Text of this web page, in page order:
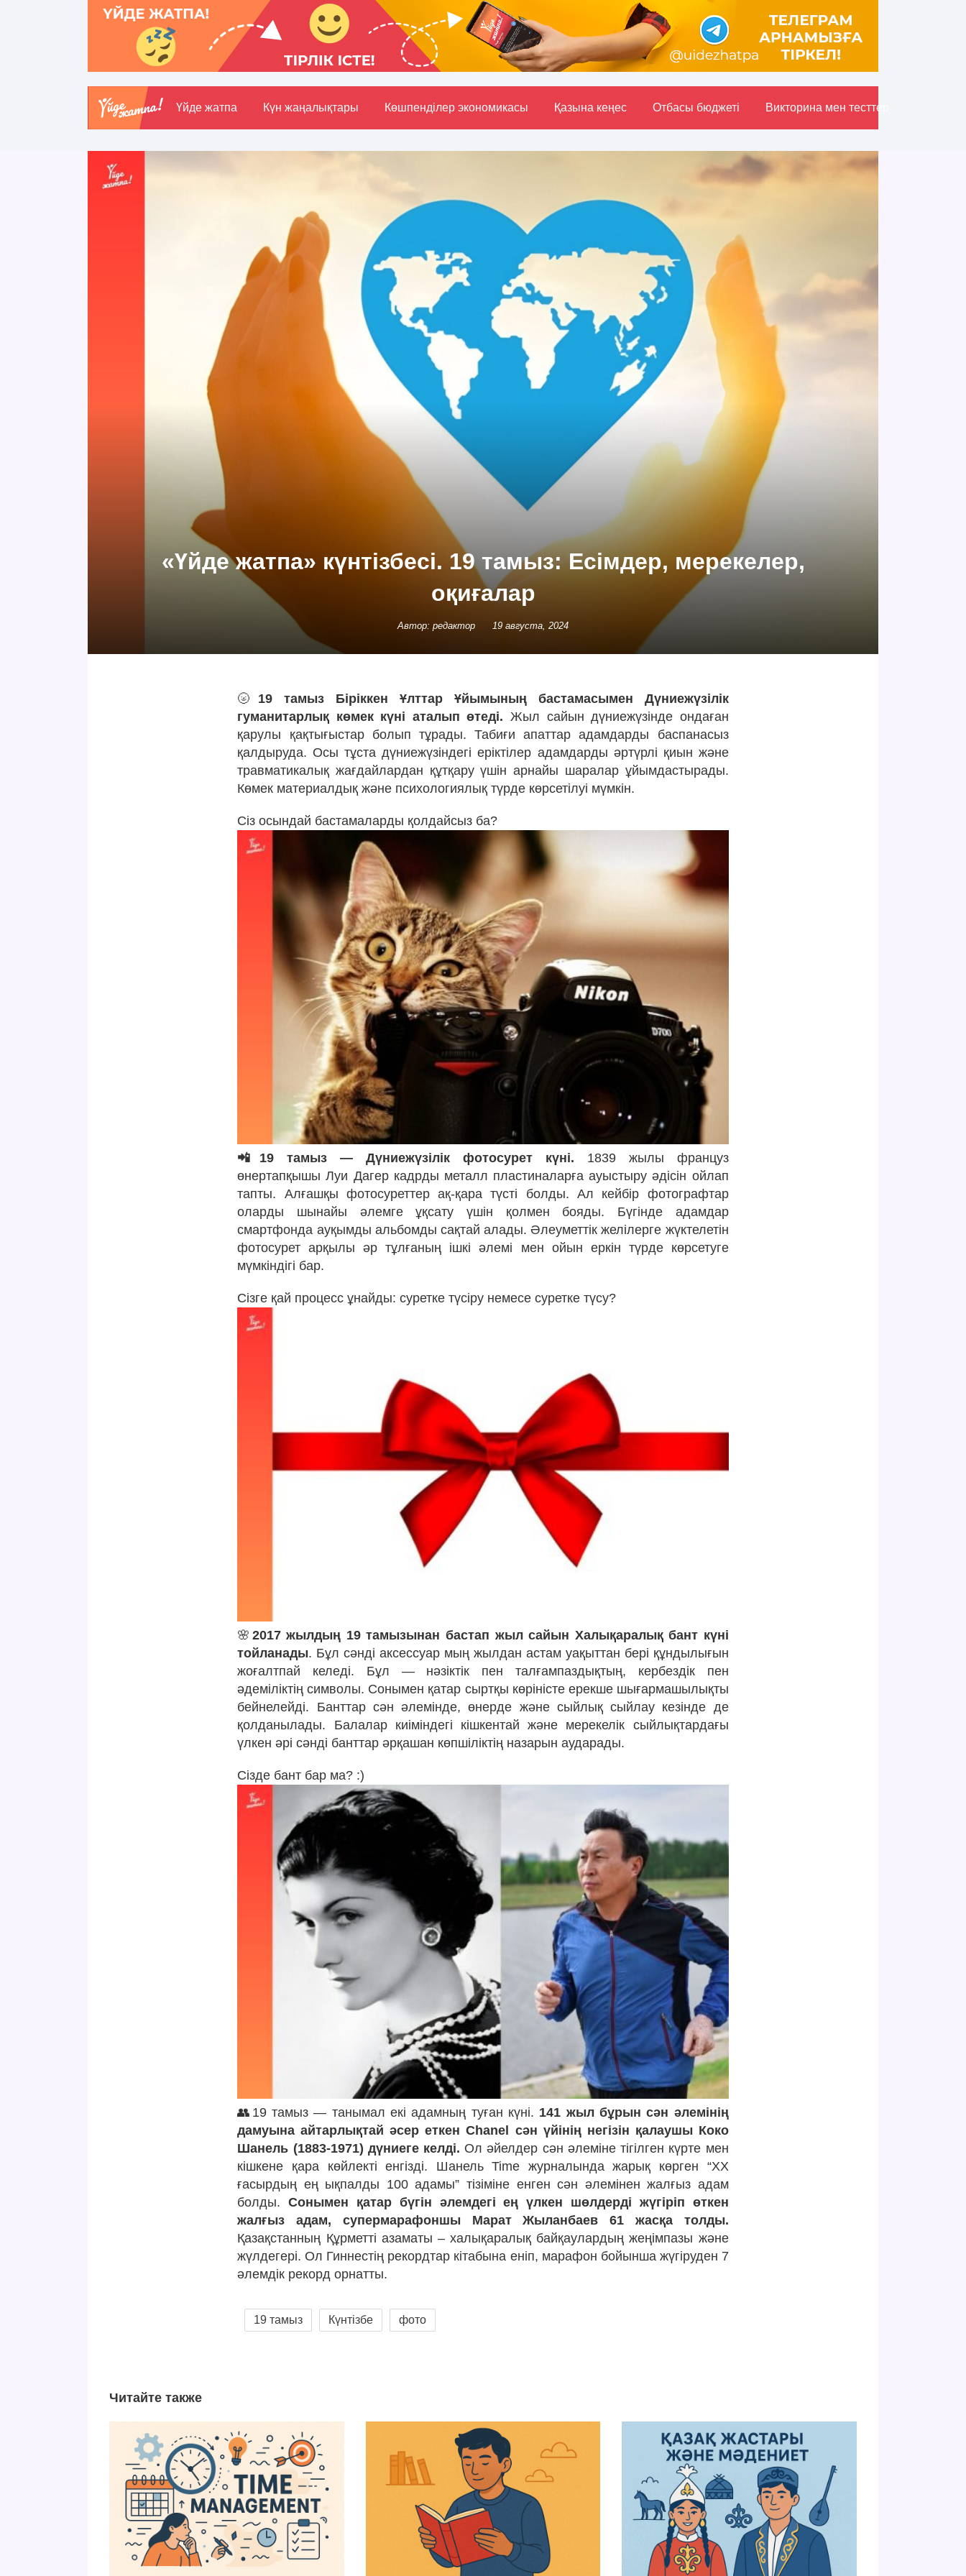
Үйде жатпа Күн жаңалықтары Көшпенділер экономикасы Қазына кеңес Отбасы бюджетi Викторина мен тесттер
«Үйде жатпа» күнтізбесі. 19 тамыз: Есімдер, мерекелер,
оқиғалар
Автор: редактор 19 августа, 2024
🌝 19 тамыз Біріккен Ұлттар Ұйымының бастамасымен Дүниежүзілік
гуманитарлық көмек күні аталып өтеді. Жыл сайын дүниежүзінде ондаған
қарулы қақтығыстар болып тұрады. Табиғи апаттар адамдарды баспанасыз
қалдыруда. Осы тұста дүниежүзіндегі еріктілер адамдарды әртүрлі қиын және
травматикалық жағдайлардан құтқару үшін арнайы шаралар ұйымдастырады.
Көмек материалдық және психологиялық түрде көрсетілуі мүмкін.
Сіз осындай бастамаларды қолдайсыз ба?
📲19 тамыз — Дүниежүзілік фотосурет күні. 1839 жылы француз
өнертапқышы Луи Дагер кадрды металл пластиналарға ауыстыру әдісін ойлап
тапты. Алғашқы фотосуреттер ақ-қара түсті болды. Ал кейбір фотографтар
оларды шынайы әлемге ұқсату үшін қолмен бояды. Бүгінде адамдар
смартфонда ауқымды альбомды сақтай алады. Әлеуметтік желілерге жүктелетін
фотосурет арқылы әр тұлғаның ішкі әлемі мен ойын еркін түрде көрсетуге
мүмкіндігі бар.
Сізге қай процесс ұнайды: суретке түсіру немесе суретке түсу?
🌸 2017 жылдың 19 тамызынан бастап жыл сайын Халықаралық бант күні
тойланады. Бұл сәнді аксессуар мың жылдан астам уақыттан бері құндылығын
жоғалтпай келеді. Бұл — нәзіктік пен талғампаздықтың, кербездік пен
әдеміліктің символы. Сонымен қатар сыртқы көріністе ерекше шығармашылықты
бейнелейді. Банттар сән әлемінде, өнерде және сыйлық сыйлау кезінде де
қолданылады. Балалар киіміндегі кішкентай және мерекелік сыйлықтардағы
үлкен әрі сәнді банттар әрқашан көпшіліктің назарын аударады.
Сізде бант бар ма? :)
👥19 тамыз — танымал екі адамның туған күні. 141 жыл бұрын сән әлемінің
дамуына айтарлықтай әсер еткен Chanel сән үйінің негізін қалаушы Коко
Шанель (1883-1971) дүниеге келді. Ол әйелдер сән әлеміне тігілген күрте мен
кішкене қара көйлекті енгізді. Шанель Time журналында жарық көрген “ХХ
ғасырдың ең ықпалды 100 адамы” тізіміне енген сән әлемінен жалғыз адам
болды.Сонымен қатар бүгін әлемдегі ең үлкен шөлдерді жүгіріп өткен
жалғыз адам, супермарафоншы Марат Жыланбаев 61 жасқа толды.
Қазақстанның Құрметті азаматы – халықаралық байқаулардың жеңімпазы және
жүлдегері. Ол Гиннестің рекордтар кітабына еніп, марафон бойынша жүгіруден 7
әлемдік рекорд орнатты.
19 тамыз Күнтізбе фото
Читайте также